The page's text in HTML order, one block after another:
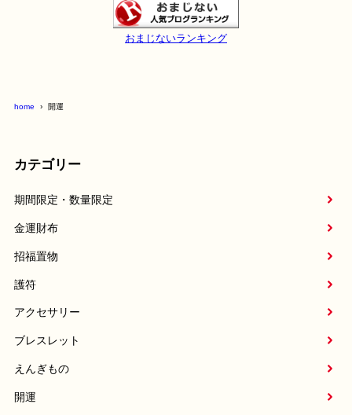
おまじないランキング
home 開運
カテゴリー
期間限定・数量限定
金運財布
招福置物
護符
アクセサリー
ブレスレット
えんぎもの
開運